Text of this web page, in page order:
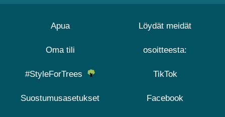
Apua
Oma tili
#StyleForTrees
Suostumusasetukset
Löydät meidät
osoitteesta:
TikTok
Facebook